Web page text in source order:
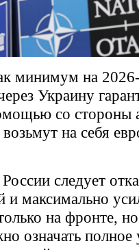
минимум на
Украину
со стороны
на себя
следует
максимально
на фронте,
означать